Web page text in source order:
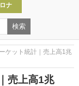
ナ
ケット統計｜売上高1兆
売上高1兆